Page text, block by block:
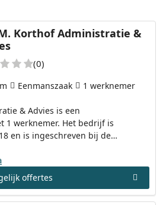
Korthof Administratie &
(0)
& Advies is een
1 werknemer. Het bedrijf is
en is ingeschreven bij de…
Eenmanszaak 1 werknemer
offertes